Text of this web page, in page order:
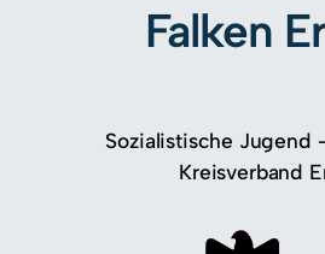
Falken
Sozialistische Jugend
Kreisverband